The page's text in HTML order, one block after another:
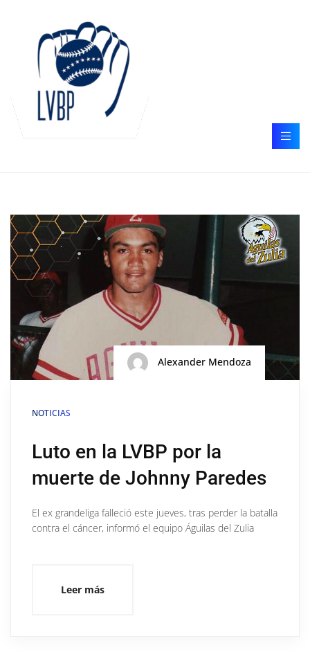
Alexander Mendoza
NOTICIAS
Luto en la LVBP por la
muerte de Johnny Paredes
El ex grandeliga falleció este jueves, tras perder la batalla
contra el cáncer, informó el equipo Águilas del Zulia
Leer más